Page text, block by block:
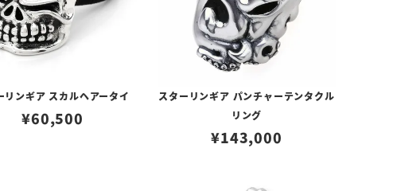
リンギア スカルヘアータイ
¥60,500
スターリンギア パンチャーテンタクル
リング
¥143,000